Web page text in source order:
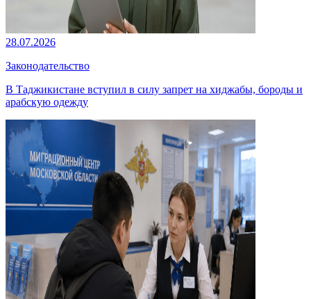
28.07.2026
Законодательство
В Таджикистане вступил в силу запрет на хиджабы, бороды и
арабскую одежду